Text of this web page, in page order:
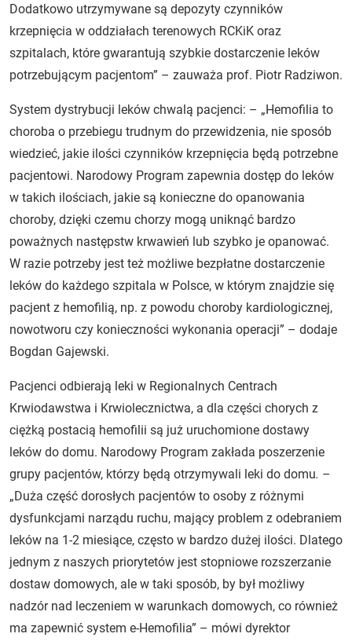
Dodatkowo utrzymywane są depozyty czynników
krzepnięcia w oddziałach terenowych RCKiK oraz
szpitalach, które gwarantują szybkie dostarczenie leków
potrzebującym pacjentom” – zauważa prof. Piotr Radziwon.
System dystrybucji leków chwalą pacjenci: – „Hemofilia to
choroba o przebiegu trudnym do przewidzenia, nie sposób
wiedzieć, jakie ilości czynników krzepnięcia będą potrzebne
pacjentowi. Narodowy Program zapewnia dostęp do leków
w takich ilościach, jakie są konieczne do opanowania
choroby, dzięki czemu chorzy mogą uniknąć bardzo
poważnych następstw krwawień lub szybko je opanować.
W razie potrzeby jest też możliwe bezpłatne dostarczenie
leków do każdego szpitala w Polsce, w którym znajdzie się
pacjent z hemofilią, np. z powodu choroby kardiologicznej,
nowotworu czy konieczności wykonania operacji” – dodaje
Bogdan Gajewski.
Pacjenci odbierają leki w Regionalnych Centrach
Krwiodawstwa i Krwiolecznictwa, a dla części chorych z
ciężką postacią hemofilii są już uruchomione dostawy
leków do domu. Narodowy Program zakłada poszerzenie
grupy pacjentów, którzy będą otrzymywali leki do domu. –
„Duża część dorosłych pacjentów to osoby z różnymi
dysfunkcjami narządu ruchu, mający problem z odebraniem
leków na 1-2 miesiące, często w bardzo dużej ilości. Dlatego
jednym z naszych priorytetów jest stopniowe rozszerzanie
dostaw domowych, ale w taki sposób, by był możliwy
nadzór nad leczeniem w warunkach domowych, co również
ma zapewnić system e-Hemofilia” – mówi dyrektor